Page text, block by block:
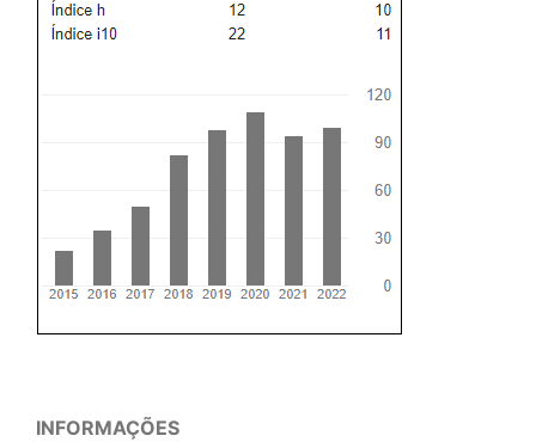
INFORMAÇÕES